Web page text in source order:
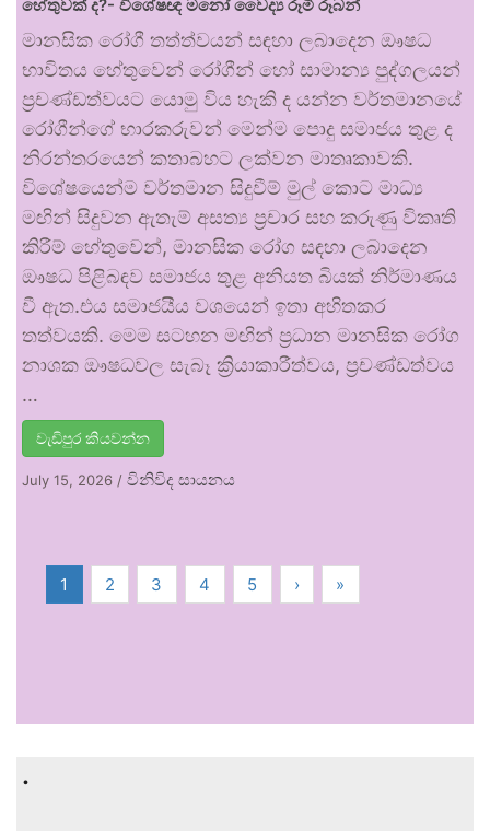
හේතුවක් ද?- විශේෂඥ මනෝ වෛද්‍ය රූමි රූබන්
මානසික රෝගී තත්ත්වයන් සඳහා ලබාදෙන ඖෂධ
භාවිතය හේතුවෙන් රෝගීන් හෝ සාමාන්‍ය පුද්ගලයන්
ප්‍රචණ්ඩත්වයට යොමු විය හැකි ද යන්න වර්තමානයේ
රෝගීන්ගේ භාරකරුවන් මෙන්ම පොදු සමාජය තුළ ද
නිරන්තරයෙන් කතාබහට ලක්වන මාතෘකාවකි.
විශේෂයෙන්ම වර්තමාන සිදුවීම් මුල් කොට මාධ්‍ය
මඟින් සිදුවන ඇතැම් අසත්‍ය ප්‍රචාර සහ කරුණු විකෘති
කිරීම් හේතුවෙන්, මානසික රෝග සඳහා ලබාදෙන
ඖෂධ පිළිබඳව සමාජය තුළ අනියත බියක් නිර්මාණය
වී ඇත.එය සමාජයීය වශයෙන් ඉතා අහිතකර
තත්වයකි. මෙම සටහන මඟින් ප්‍රධාන මානසික රෝග
නාශක ඖෂධවල සැබෑ ක්‍රියාකාරීත්වය, ප්‍රචණ්ඩත්වය
…
වැඩිපුර කියවන්න
July 15, 2026 / විනිවිද සායනය
1 2 3 4 5 › »
.